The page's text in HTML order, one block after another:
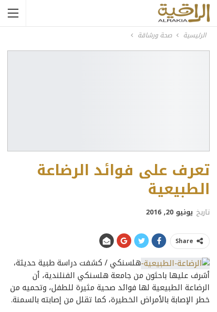
الرئيسية صحة ورشاقة
تعرف على فوائد الرضاعة
الطبيعية
تاريخ يونيو 20, 2016
Share
هلسنكي / كشفت دراسة طبية حديثة،
أشرف عليها باحثون من جامعة هلسنكي الفنلندية، أن
الرضاعة الطبيعية لها فوائد صحية مثيرة للطفل، وتحميه من
خطر الإصابة بالأمراض الخطيرة، كما تقلل من إصابته بالسمنة.